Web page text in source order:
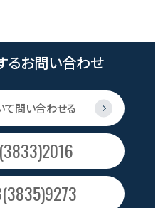
るお問い合わせ
て問い合わせる